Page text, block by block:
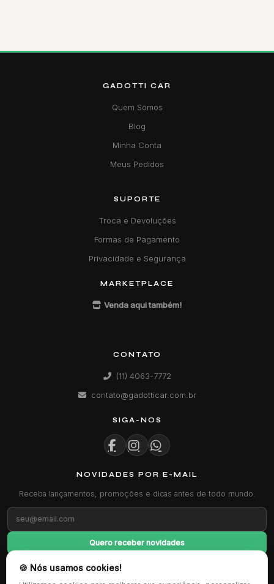
🍪 Nós usamos cookies!
GADOTTI CAR
Quem Somos
Blog
Minha Conta
Meus Pedidos
SUPORTE
Troca e Devoluções
Formas de Pagamento
Privacidade e Segurança
MARKETPLACE
Venda aqui também!
CONTATO
(11) 4063-7772
contato@gadotticar.com.br
SIGA-NOS
NOVIDADES POR E-MAIL
Receba lançamentos, promoções e dicas antes de todo mundo.
Quero receber novidades
FORMAS DE PAGAMENTO